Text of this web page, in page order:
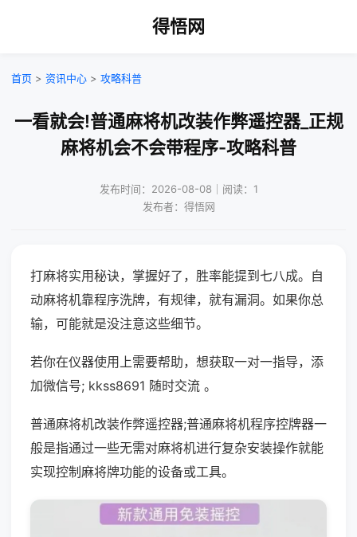
得悟网
首页 > 资讯中心 > 攻略科普
一看就会!普通麻将机改装作弊遥控器_正规
麻将机会不会带程序-攻略科普
发布时间：2026-08-08｜阅读：1
发布者：得悟网
打麻将实用秘诀，掌握好了，胜率能提到七八成。自
动麻将机靠程序洗牌，有规律，就有漏洞。如果你总
输，可能就是没注意这些细节。
若你在仪器使用上需要帮助，想获取一对一指导，添
加微信号; kkss8691 随时交流 。
普通麻将机改装作弊遥控器;普通麻将机程序控牌器一
般是指通过一些无需对麻将机进行复杂安装操作就能
实现控制麻将牌功能的设备或工具。